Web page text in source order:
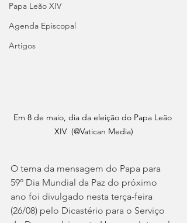
Papa Leão XIV
Agenda Episcopal
Artigos
Em 8 de maio, dia da eleição do Papa Leão
XIV  (@Vatican Media)
O tema da mensagem do Papa para
59º Dia Mundial da Paz do próximo
ano foi divulgado nesta terça-feira
(26/08) pelo Dicastério para o Serviço